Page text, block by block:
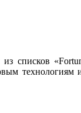
списков